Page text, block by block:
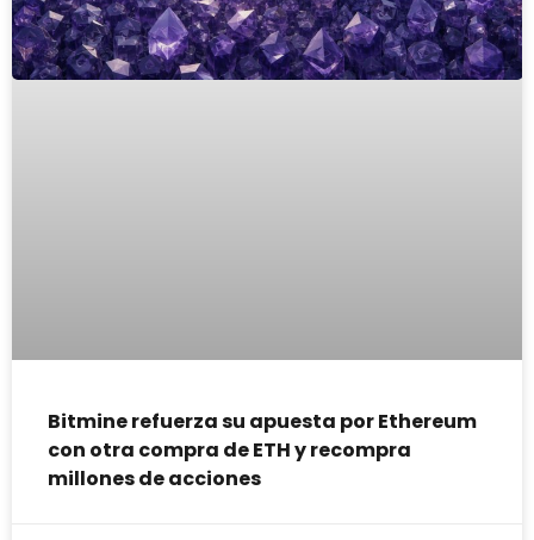
Bitmine refuerza su apuesta por Ethereum
con otra compra de ETH y recompra
millones de acciones